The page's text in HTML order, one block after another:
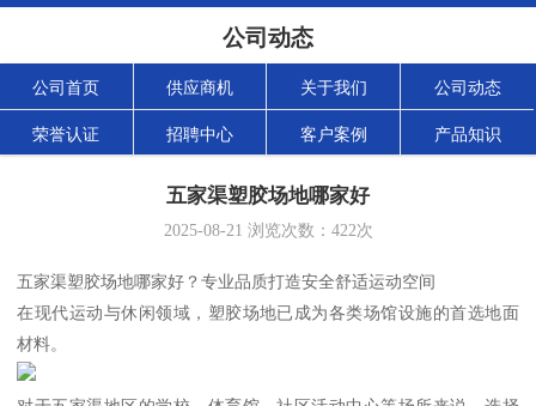
公司动态
公司首页 供应商机 关于我们 公司动态
荣誉认证 招聘中心 客户案例 产品知识
五家渠塑胶场地哪家好
2025-08-21 浏览次数： 422次
五家渠塑胶场地哪家好？专业品质打造安全舒适运动空间
在现代运动与休闲领域，塑胶场地已成为各类场馆设施的首选地面
材料。